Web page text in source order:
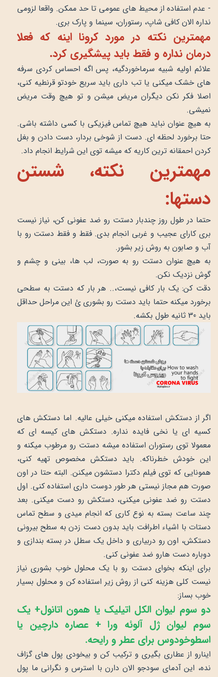
- عدم استفاده از محیط های عمومی تا حد ممکن. واقعا لزومی
نداره الان کافی شاپ، رستوران، سینما و پارک بری.
مهمترین نکته در مورد کرونا اینه که فعلا
درمان نداره و فقط باید پیشگیری کرد.
علائم اولیه شبیه سرماخوردگیه، پس اگه احساس کردی سرفه
های خشک میکنی یا تب داری باید سریع خودتو قرنطیه کنی،
اصلا فکر نکن دیگران مریض میشن و تو هیچ وقت مریض
نمیشی.
به هیچ عنوان نباید هیچ تماس فیزیکی با کسی داشته باشی.
حتا برخورد لحظه ای. دست از شوخی بردار، دست دادن و بغل
کردن احمقانه ترین کاریه که میشه توی این شرایط انجام داد.
مهمترین نکته، شستن
دستها:
حتما در طول روز چندبار دستت رو ضد عفونی کن، نیاز نیست
بری کارای عجیب و غربی انجام بدی. فقط و فقط دستت رو با
آب و صابون به روش زیر بشور.
به هیچ عنوان دستت رو به صورت، لب ها، بینی و چشم و
گوش نزدیک نکن.
دقت کن: یک بار کافی نیست،.. هر بار که دستت به سطحی
برخورد میکنه حتما باید دستت رو بشوری ئ این مراحل حداقل
باید 30 ثانیه طول بکشه.
اگر از دستکش استفاده میکنی خیلی عالیه. اما دستکش های
کسیه ای یا نخی فایده نداره. دستکش های کیسه ای که
معمولا توی رستوران استفاده میشه دستت رو مرطوب میکنه و
این خودش خطرناکه. باید دستکش مخصوص تهیه کنی،
همونایی که توی فیلم دکترا دستشون میکنن. البته حتا در اون
صورت هم مجاز نیستی هر طور دوست داری استفاده کنی. اول
دستت رو ضد عفونی میکنی، دستکش رو دست میکنی. بعد
چند ساعت بسته به نوع کاری که انجام میدی و سطح تماس
دستات با اشیاء اطرافت باید بدون دست زدن به سطح بیرونی
دستکش، اون رو دربیاری و داخل یک سطل در بسته بندازی و
دوباره دست هارو ضد عفونی کنی.
برای اینکه بخوای دستت رو با یک محلول خوب بشوری نیاز
نیست کلی هزینه کنی از روش زیر استفاده کن و محلول بسیار
خوب بساز:
دو سوم لیوان الکل اتیلیک یا همون اتانول+ یک
سوم لیوان ژل آلوئه ورا + عصاره دارچین یا
اسطوخودوس برای عطر و رایحه.
اینارو از عطاری بگیری و ترکیب کن و بیخودی پول های گزاف
نده، این آدمای سودجو الان دارن با استرس و نگرانی ما پول